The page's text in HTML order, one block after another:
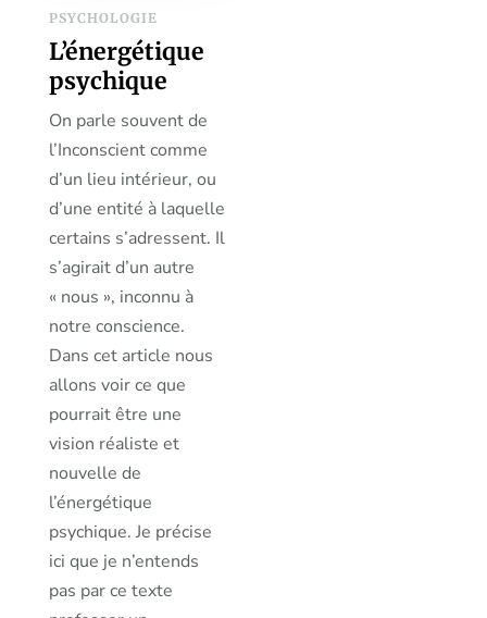
PSYCHOLOGIE
L’énergétique
psychique
On parle souvent de
l’Inconscient comme
d’un lieu intérieur, ou
d’une entité à laquelle
certains s’adressent. Il
s’agirait d’un autre
« nous », inconnu à
notre conscience.
Dans cet article nous
allons voir ce que
pourrait être une
vision réaliste et
nouvelle de
l’énergétique
psychique. Je précise
ici que je n’entends
pas par ce texte